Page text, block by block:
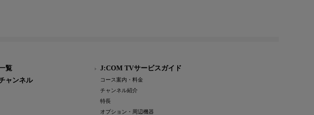
覧
ャンネル
J:COM TVサービスガイド
コース案内・料金
チャンネル紹介
特長
オプション・周辺機器